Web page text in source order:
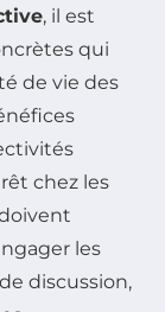
, il est
qui
de vie des
chez les
les
discussion,